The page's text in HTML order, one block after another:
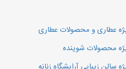
عطاری و محصولات عطاری
محصولات شوینده